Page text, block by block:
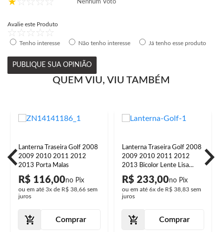
Nenhum Voto
Avalie este Produto
Tenho interesse Não tenho interesse Já tenho esse produto
PUBLIQUE SUA OPINIÃO
QUEM VIU, VIU TAMBÉM
Lanterna Traseira Golf 2008
2009 2010 2011 2012
2013 Porta Malas
R$ 116,00
ou em até 3x de R$ 38,66 sem
juros
Comprar
Lanterna Traseira Golf 2008
2009 2010 2011 2012
2013 Bicolor Lente Lisa
Preto
R$ 233,00
ou em até 6x de R$ 38,83 sem
juros
Comprar